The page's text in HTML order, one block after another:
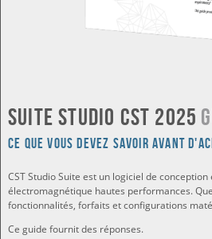
Suite Studio CST 2025
Ce que vous devez savoir avant
CST Studio Suite est un logiciel de
électromagnétique hautes performances.
fonctionnalités, forfaits et configurations
Ce guide fournit des réponses.